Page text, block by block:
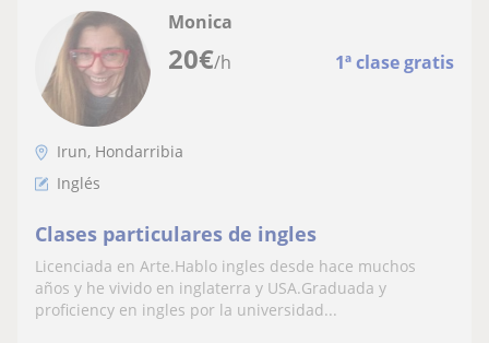
20€/h 1ª clase gratis
Monica
Irun, Hondarribia
Inglés
Clases particulares de ingles
Licenciada en Arte.Hablo ingles desde hace muchos
años y he vivido en inglaterra y USA.Graduada y
proficiency en ingles por la universidad...